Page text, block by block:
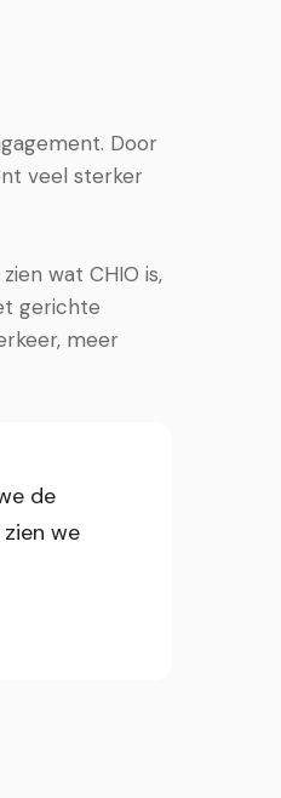
Door
veel sterker
wat CHIO is,
gerichte
meer
de
we